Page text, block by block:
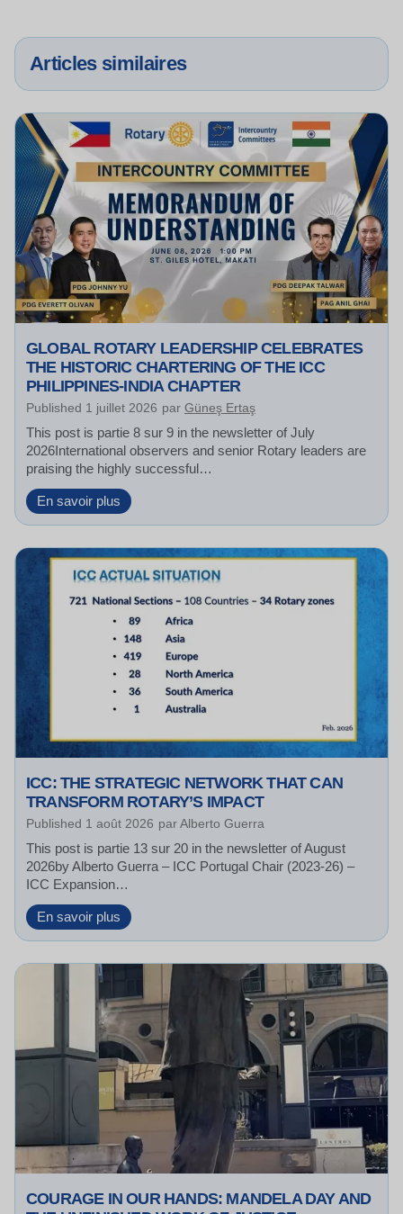
Articles similaires
GLOBAL ROTARY LEADERSHIP CELEBRATES
THE HISTORIC CHARTERING OF THE ICC
PHILIPPINES-INDIA CHAPTER
Published 1 juillet 2026 par Güneş Ertaş
This post is partie 8 sur 9 in the newsletter of July
2026International observers and senior Rotary leaders are
praising the highly successful…
En savoir plus G
l
b
a
R
a
e
r
s
h
i
l
b
a
t
e
s
T
h
e
i
s
o
ICC: THE STRATEGIC NETWORK THAT CAN
TRANSFORM ROTARY’S IMPACT
Published 1 août 2026 parAlberto Guerra
This post is partie 13 sur 20 in the newsletter of August
2026by Alberto Guerra – ICC Portugal Chair (2023-26) –
ICC Expansion…
En savoir plus
C
h
e
S
t
r
a
t
g
i
N
COURAGE IN OUR HANDS: MANDELA DAY AND